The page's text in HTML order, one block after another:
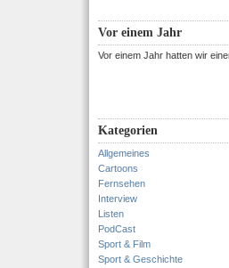
Vor einem Jahr
Vor einem Jahr hatten wir
Kategorien
Allgemeines
Cartoons
Fernsehen
Interview
Listen
PodCast
Sport & Film
Sport & Geschichte